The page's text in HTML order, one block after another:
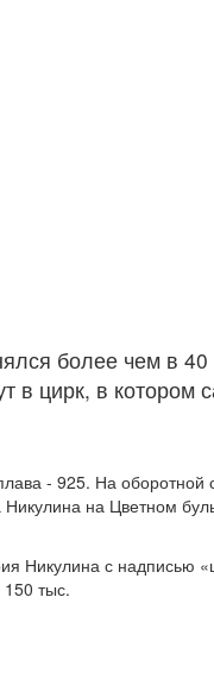
более чем в
в цирк, в
- 925. На
на Цветном
Никулина с надписью
тыс.